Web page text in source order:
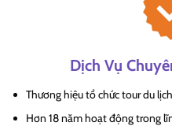
Dịch Vụ
Thương hiệu tổ chức tour du
Hơn 18 năm hoạt động trong